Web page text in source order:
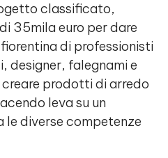
classificato,
35mila euro per dare
di professionisti
falegnami e
prodotti di arredo
leva su un
diverse competenze